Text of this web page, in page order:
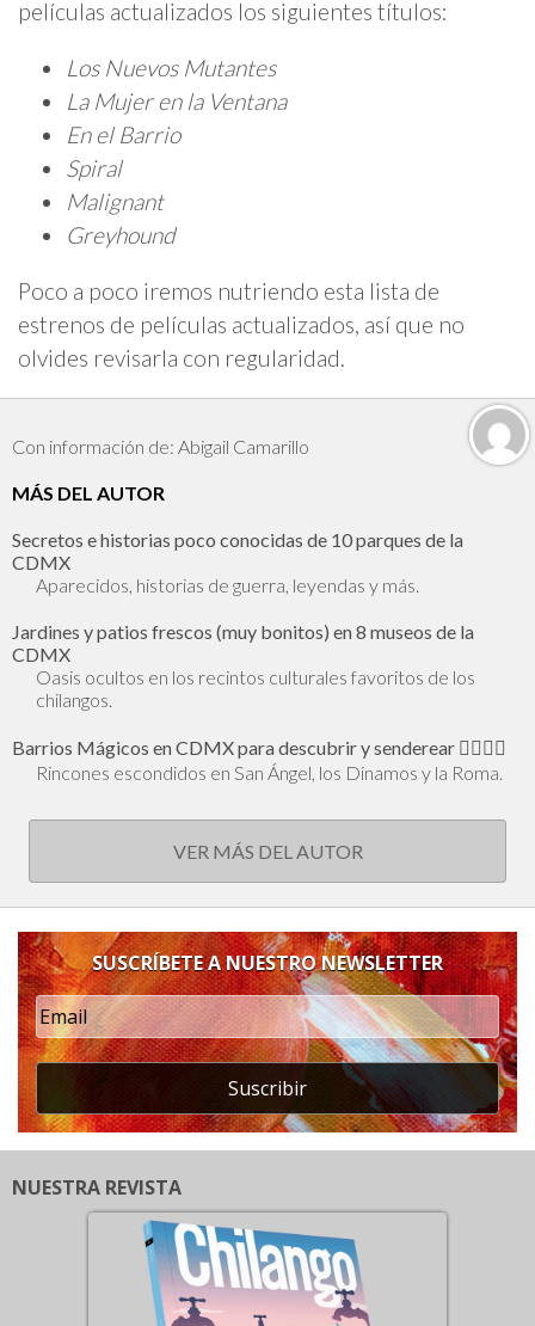
películas actualizados los siguientes títulos:
Los Nuevos Mutantes
La Mujer en la Ventana
En el Barrio
Spiral
Malignant
Greyhound
Poco a poco iremos nutriendo esta lista de
estrenos de películas actualizados, así que no
olvides revisarla con regularidad.
Con información de: Abigail Camarillo
MÁS DEL AUTOR
Secretos e historias poco conocidas de 10 parques de la
CDMX
Aparecidos, historias de guerra, leyendas y más.
Jardines y patios frescos (muy bonitos) en 8 museos de la
CDMX
Oasis ocultos en los recintos culturales favoritos de los
chilangos.
Barrios Mágicos en CDMX para descubrir y senderear 🕵🏻‍♂️✨
Rincones escondidos en San Ángel, los Dinamos y la Roma.
VER MÁS DEL AUTOR
SUSCRÍBETE A NUESTRO NEWSLETTER
Suscribir
NUESTRA REVISTA